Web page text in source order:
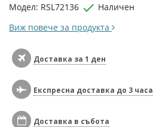
Модел: RSL72136  Наличен
Виж повече за продукта
Доставка за 1 ден
Експресна доставка до 3 часа
Доставка в събота